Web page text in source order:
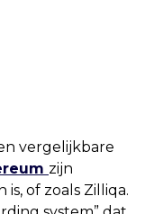
vergelijkbare
zijn
of zoals Zilliqa.